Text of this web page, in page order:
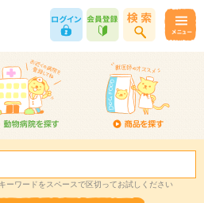
ーワードをスペースで区切ってお試しください